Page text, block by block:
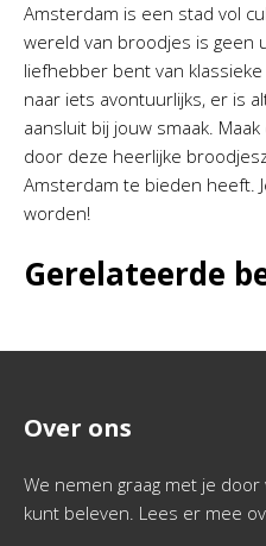
Amsterdam is een stad vol
wereld van broodjes is geen
liefhebber bent van
naar iets avontuurlijks, er is
aansluit bij jouw smaak.
door deze heerlijke
Amsterdam te bieden heeft.
worden!
Gerelateerde
Over ons
We nemen graag met je
kunt beleven. Lees er mee